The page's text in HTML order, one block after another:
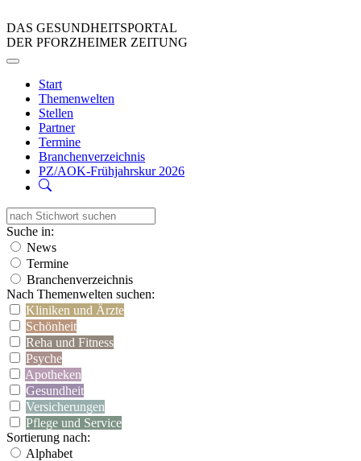
DAS GESUNDHEITSPORTAL
DER PFORZHEIMER ZEITUNG
Start
Themenwelten
Stellen
Partner
Termine
Branchenverzeichnis
PZ/AOK-Frühjahrskur 2026
Suche in:
News
Termine
Branchenverzeichnis
Nach Themenwelten suchen:
Kliniken und Ärzte
Schönheit
Reha und Fitness
Psyche
Apotheken
Gesundheit
Versicherungen
Pflege und Service
Sortierung nach:
Alphabet